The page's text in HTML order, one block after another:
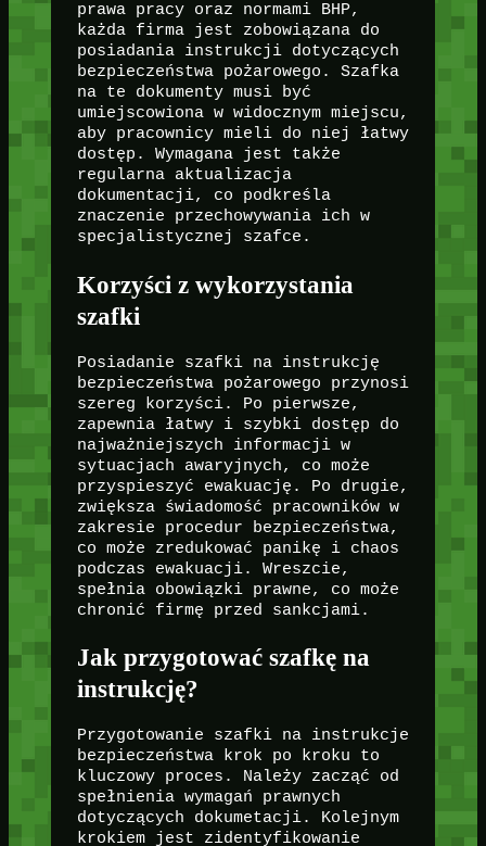
prawa pracy oraz normami BHP,
każda firma jest zobowiązana do
posiadania instrukcji dotyczących
bezpieczeństwa pożarowego. Szafka
na te dokumenty musi być
umiejscowiona w widocznym miejscu,
aby pracownicy mieli do niej łatwy
dostęp. Wymagana jest także
regularna aktualizacja
dokumentacji, co podkreśla
znaczenie przechowywania ich w
specjalistycznej szafce.
Korzyści z wykorzystania
szafki
Posiadanie szafki na instrukcję
bezpieczeństwa pożarowego przynosi
szereg korzyści. Po pierwsze,
zapewnia łatwy i szybki dostęp do
najważniejszych informacji w
sytuacjach awaryjnych, co może
przyspieszyć ewakuację. Po drugie,
zwiększa świadomość pracowników w
zakresie procedur bezpieczeństwa,
co może zredukować panikę i chaos
podczas ewakuacji. Wreszcie,
spełnia obowiązki prawne, co może
chronić firmę przed sankcjami.
Jak przygotować szafkę na
instrukcję?
Przygotowanie szafki na instrukcje
bezpieczeństwa krok po kroku to
kluczowy proces. Należy zacząć od
spełnienia wymagań prawnych
dotyczących dokumetacji. Kolejnym
krokiem jest zidentyfikowanie